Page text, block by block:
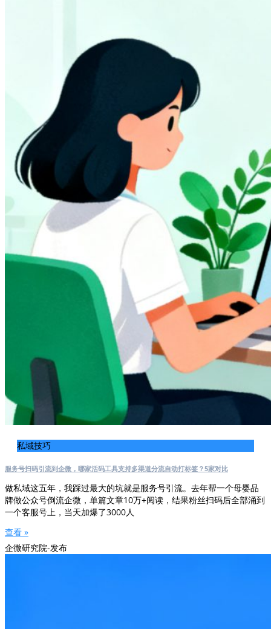
私域技巧
服务号扫码引流到企微，哪家活码工具支持多渠道分流自动打标签？5家对比
做私域这五年，我踩过最大的坑就是服务号引流。去年帮一个母婴品
牌做公众号倒流企微，单篇文章10万+阅读，结果粉丝扫码后全部涌到
一个客服号上，当天加爆了3000人
查看 »
企微研究院-发布